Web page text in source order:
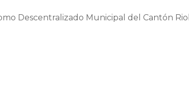
Descentralizado Municipal del Cantón